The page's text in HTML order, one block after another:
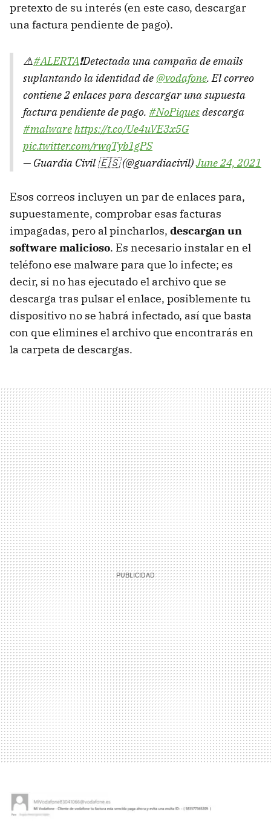
pretexto de su interés (en este caso, descargar
una factura pendiente de pago).
⚠️#ALERTA❗Detectada una campaña de emails
suplantando la identidad de @vodafone. El correo
contiene 2 enlaces para descargar una supuesta
factura pendiente de pago. #NoPiquesdescarga
#malwarehttps://t.co/Ue4uVE3x5G
pic.twitter.com/rwqTyb1gPS
— Guardia Civil 🇪🇸 (@guardiacivil)June 24, 2021
Esos correos incluyen un par de enlaces para,
supuestamente, comprobar esas facturas
impagadas, pero al pincharlos, descargan un
software malicioso. Es necesario instalar en el
teléfono ese malware para que lo infecte; es
decir, si no has ejecutado el archivo que se
descarga tras pulsar el enlace, posiblemente tu
dispositivo no se habrá infectado, así que basta
con que elimines el archivo que encontrarás en
la carpeta de descargas.